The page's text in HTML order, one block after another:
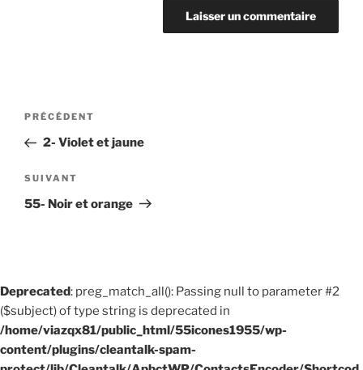
Navigation
l’article
Article
précédent
PRÉCÉDENT
2- Violet et jaune
Article
suivant
SUIVANT
55- Noir et orange
Deprecated: preg_match_all(): Passing null to parameter #2
($subject) of type string is deprecated in
/home/viazqx81/public_html/55icones1955/wp-
content/plugins/cleantalk-spam-